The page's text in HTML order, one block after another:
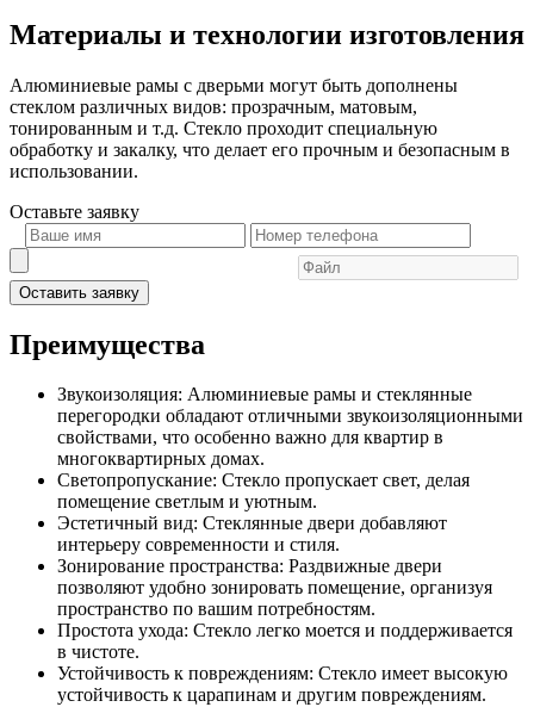
Материалы и технологии изготовления
Алюминиевые рамы с дверьми могут быть дополнены
стеклом различных видов: прозрачным, матовым,
тонированным и т.д. Стекло проходит специальную
обработку и закалку, что делает его прочным и безопасным в
использовании.
Оставьте заявку
Оставить заявку
Преимущества
Звукоизоляция: Алюминиевые рамы и стеклянные
перегородки обладают отличными звукоизоляционными
свойствами, что особенно важно для квартир в
многоквартирных домах.
Светопропускание: Стекло пропускает свет, делая
помещение светлым и уютным.
Эстетичный вид: Стеклянные двери добавляют
интерьеру современности и стиля.
Зонирование пространства: Раздвижные двери
позволяют удобно зонировать помещение, организуя
пространство по вашим потребностям.
Простота ухода: Стекло легко моется и поддерживается
в чистоте.
Устойчивость к повреждениям: Стекло имеет высокую
устойчивость к царапинам и другим повреждениям.